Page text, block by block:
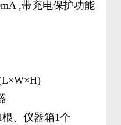
,带充电保护功能
、仪器箱1个